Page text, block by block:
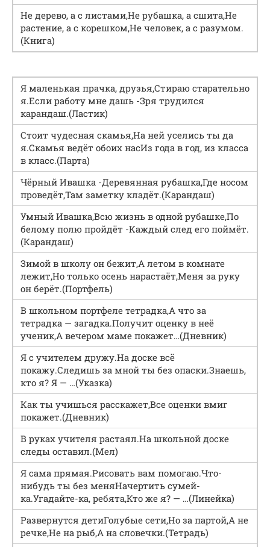
Не дерево, а с листами,Не рубашка, а сшита,Не
растение, а с корешком,Не человек, а с разумом.
(Книга)
Я маленькая прачка, друзья,Стираю старательно
я.Если работу мне дашь -Зря трудился
карандаш.(Ластик)
Стоит чудесная скамья,На ней уселись ты да
я.Скамья ведёт обоих насИз года в год, из класса
в класс.(Парта)
Чёрный Ивашка -Деревянная рубашка,Где носом
проведёт,Там заметку кладёт.(Карандаш)
Умный Ивашка,Всю жизнь в одной рубашке,По
белому полю пройдёт -Каждый след его поймёт.
(Карандаш)
Зимой в школу он бежит,А летом в комнате
лежит,Но только осень нарастаёт,Меня за руку
он берёт.(Портфель)
В школьном портфеле тетрадка,А что за
тетрадка — загадка.Получит оценку в неё
ученик,А вечером маме покажет…(Дневник)
Я с учителем дружу.На доске всё
покажу.Следишь за мной ты без опаски.Знаешь,
кто я? Я — …(Указка)
Как ты учишься расскажет,Все оценки вмиг
покажет.(Дневник)
В руках учителя растаял.На школьной доске
следы оставил.(Мел)
Я сама прямая.Рисовать вам помогаю.Что-
нибудь ты без меняНачертить сумей-
ка.Угадайте-ка, ребята,Кто же я? — …(Линейка)
Развернутся детиГолубые сети,Но за партой,А не
речке,Не на рыб,А на словечки.(Тетрадь)